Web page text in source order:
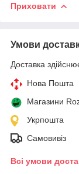
Приховати
Умови
Доставка
Нова Пошта
Магазини
Укрпошта
Самовивіз
Всі умови